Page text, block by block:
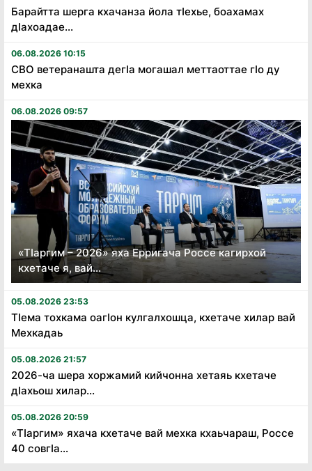
Барайтта шерга кхачанза йола тӏехье, боахамах
дӏахоадае...
06.08.2026 10:15
СВО ветеранашта дегӏа могашал меттаоттае гӏо ду
мехка
06.08.2026 09:57
«Тӏаргим – 2026» яха Ерригача Россе кагирхой
кхетаче я, вай...
05.08.2026 23:53
Тӏема тохкама оагӏон кулгалхошца, кхетаче хилар вай
Мехкадаь
05.08.2026 21:57
2026-ча шера хоржамий кийчонна хетаяь кхетаче
дӏахьош хилар...
05.08.2026 20:59
«Тӏаргим» яхача кхетаче вай мехка кхаьчараш, Россе
40 совгӏа...